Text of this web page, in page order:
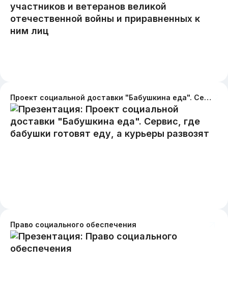
Проект социальной доставки "Бабушкина еда". Сервис, где бабушки готовят еду, а курьеры развозят
Право социального обеспечения